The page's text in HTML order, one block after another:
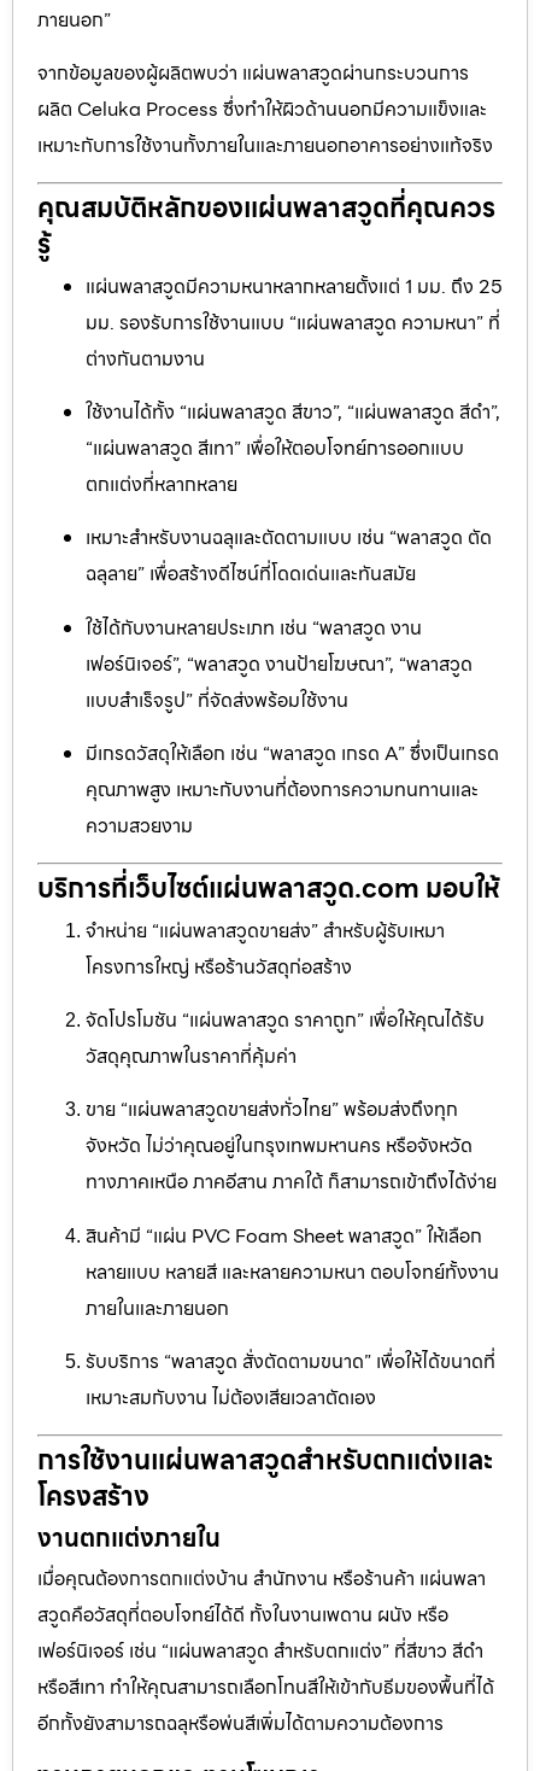
ภายนอก”
จากข้อมูลของผู้ผลิตพบว่า แผ่นพลาสวูดผ่านกระบวนการ
ผลิต Celuka Process ซึ่งทำให้ผิวด้านนอกมีความแข็งและ
เหมาะกับการใช้งานทั้งภายในและภายนอกอาคารอย่างแท้จริง
คุณสมบัติหลักของแผ่นพลาสวูดที่คุณควร
รู้
แผ่นพลาสวูดมีความหนาหลากหลายตั้งแต่ 1 มม. ถึง 25
มม. รองรับการใช้งานแบบ “แผ่นพลาสวูด ความหนา” ที่
ต่างกันตามงาน
ใช้งานได้ทั้ง “แผ่นพลาสวูด สีขาว”, “แผ่นพลาสวูด สีดำ”,
“แผ่นพลาสวูด สีเทา” เพื่อให้ตอบโจทย์การออกแบบ
ตกแต่งที่หลากหลาย
เหมาะสำหรับงานฉลุและตัดตามแบบ เช่น “พลาสวูด ตัด
ฉลุลาย” เพื่อสร้างดีไซน์ที่โดดเด่นและทันสมัย
ใช้ได้กับงานหลายประเภท เช่น “พลาสวูด งาน
เฟอร์นิเจอร์”, “พลาสวูด งานป้ายโฆษณา”, “พลาสวูด
แบบสำเร็จรูป” ที่จัดส่งพร้อมใช้งาน
มีเกรดวัสดุให้เลือก เช่น “พลาสวูด เกรด A” ซึ่งเป็นเกรด
คุณภาพสูง เหมาะกับงานที่ต้องการความทนทานและ
ความสวยงาม
บริการที่เว็บไซต์แผ่นพลาสวูด.com มอบให้
จำหน่าย “แผ่นพลาสวูดขายส่ง” สำหรับผู้รับเหมา
โครงการใหญ่ หรือร้านวัสดุก่อสร้าง
จัดโปรโมชัน “แผ่นพลาสวูด ราคาถูก” เพื่อให้คุณได้รับ
วัสดุคุณภาพในราคาที่คุ้มค่า
ขาย “แผ่นพลาสวูดขายส่งทั่วไทย” พร้อมส่งถึงทุก
จังหวัด ไม่ว่าคุณอยู่ในกรุงเทพมหานคร หรือจังหวัด
ทางภาคเหนือ ภาคอีสาน ภาคใต้ ก็สามารถเข้าถึงได้ง่าย
สินค้ามี “แผ่น PVC Foam Sheet พลาสวูด” ให้เลือก
หลายแบบ หลายสี และหลายความหนา ตอบโจทย์ทั้งงาน
ภายในและภายนอก
รับบริการ “พลาสวูด สั่งตัดตามขนาด” เพื่อให้ได้ขนาดที่
เหมาะสมกับงาน ไม่ต้องเสียเวลาตัดเอง
การใช้งานแผ่นพลาสวูดสำหรับตกแต่งและ
โครงสร้าง
งานตกแต่งภายใน
เมื่อคุณต้องการตกแต่งบ้าน สำนักงาน หรือร้านค้า แผ่นพลา
สวูดคือวัสดุที่ตอบโจทย์ได้ดี ทั้งในงานเพดาน ผนัง หรือ
เฟอร์นิเจอร์ เช่น “แผ่นพลาสวูด สำหรับตกแต่ง” ที่สีขาว สีดำ
หรือสีเทา ทำให้คุณสามารถเลือกโทนสีให้เข้ากับธีมของพื้นที่ได้
อีกทั้งยังสามารถฉลุหรือพ่นสีเพิ่มได้ตามความต้องการ